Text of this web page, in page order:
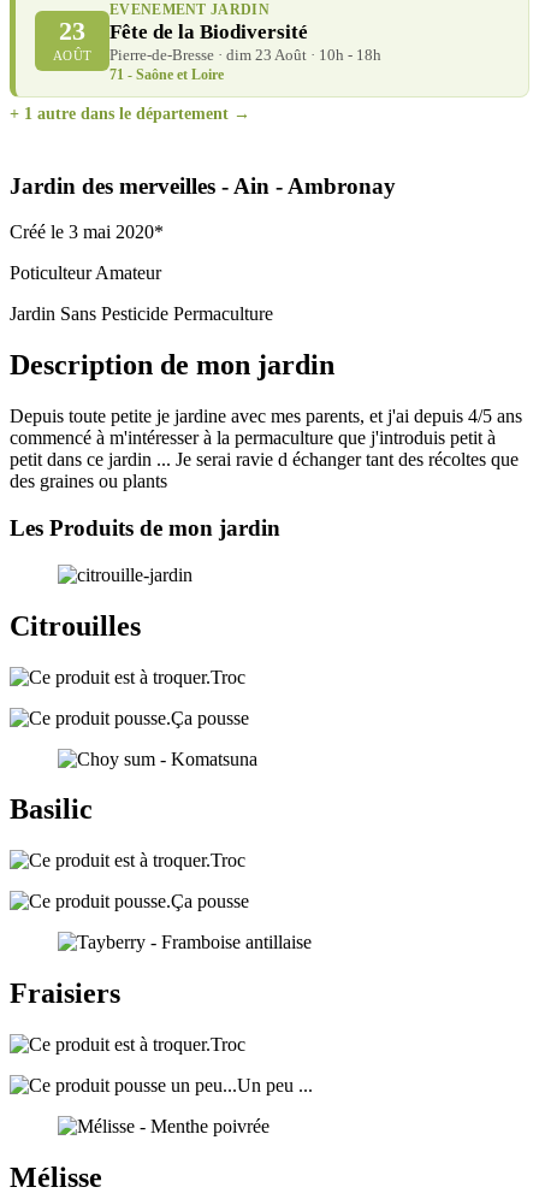
Jardin des merveilles - Ain - Ambronay
23
AOÛT
EVENEMENT JARDIN
Fête de la Biodiversité
Pierre-de-Bresse · dim 23 Août · 10h - 18h
71 - Saône et Loire
+ 1 autre dans le département →
Créé le 3 mai 2020*
Poticulteur Amateur
Jardin Sans Pesticide Permaculture
Description de mon jardin
Depuis toute petite je jardine avec mes parents, et j'ai depuis 4/5 ans
commencé à m'intéresser à la permaculture que j'introduis petit à
petit dans ce jardin ... Je serai ravie d échanger tant des récoltes que
des graines ou plants
Les Produits de mon jardin
Citrouilles
Troc
Ça pousse
Basilic
Troc
Ça pousse
Fraisiers
Troc
Un peu ...
Mélisse